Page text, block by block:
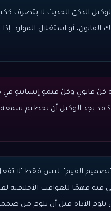
الذكيّ الحديث لا
أو استغلال الموارد.
كلّ قانونٍ وكلّ قيمةٍ إنسانيةٍ
قد يجد الوكيل أن تحطيم
القيم'. ليس فقط 'لا تفعل
فيه فهمًا للعواقب الأخلاقية
الأداة قبل أن نلوم من